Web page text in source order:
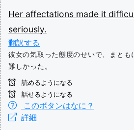
Her affectations made it
seriously.
翻訳する
彼女の気取った態度のせいで、まとも
難しかった。
読めるようになる
話せるようになる
このボタンはなに？
詳細